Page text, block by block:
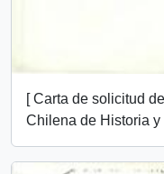
[ Carta de solicitud
Chilena de Historia y